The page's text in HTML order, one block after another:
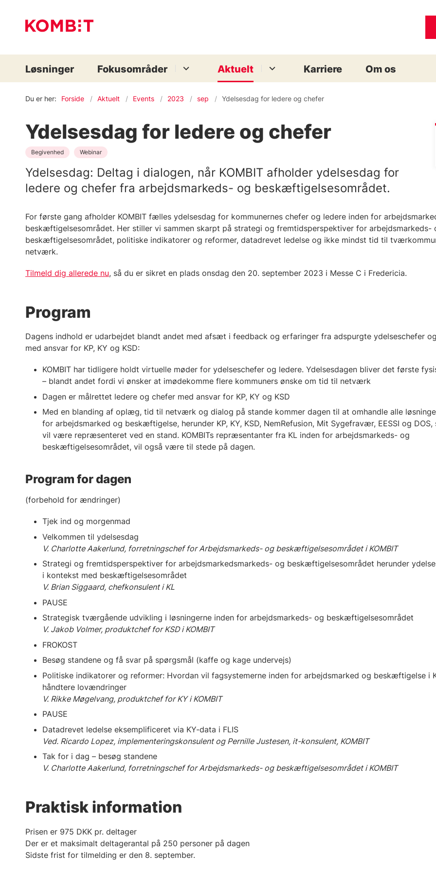
Løsninger Fokusområder Aktuelt Karriere Om os
Du er her: Forside Aktuelt Events 2023 sep Ydelsesdag for ledere og chefer
Ydelsesdag for ledere og chefer
Begivenhed Webinar
Ydelsesdag: Deltag i dialogen, når KOMBIT afholder ydelsesdag for
ledere og chefer fra arbejdsmarkeds- og beskæftigelsesområdet.
For første gang afholder KOMBIT fælles ydelsesdag for kommunernes chefer og ledere inden for
beskæftigelsesområdet. Her stiller vi sammen skarpt på strategi og fremtidsperspektiver for arbejdsmarkeds-
beskæftigelsesområdet, politiske indikatorer og reformer, datadrevet ledelse og ikke mindst tid til
netværk.
Tilmeld dig allerede nu, så du er sikret en plads onsdag den 20. september 2023 i Messe C i Fredericia.
Program
Dagens indhold er udarbejdet blandt andet med afsæt i feedback og erfaringer fra adspurgte ydelseschefer
med ansvar for KP, KY og KSD:
KOMBIT har tidligere holdt virtuelle møder for ydelseschefer og ledere. Ydelsesdagen bliver det første
– blandt andet fordi vi ønsker at imødekomme flere kommuners ønske om tid til netværk
Dagen er målrettet ledere og chefer med ansvar for KP, KY og KSD
Med en blanding af oplæg, tid til netværk og dialog på stande kommer dagen til at omhandle alle
for arbejdsmarked og beskæftigelse, herunder KP, KY, KSD, NemRefusion, Mit Sygefravær, EESSI og DOS,
vil være repræsenteret ved en stand. KOMBITs repræsentanter fra KL inden for arbejdsmarkeds- og
beskæftigelsesområdet, vil også være til stede på dagen.
Program for dagen
(forbehold for ændringer)
Tjek ind og morgenmad
Velkommen til ydelsesdag
V. Charlotte Aakerlund, forretningschef for Arbejdsmarkeds- og beskæftigelsesområdet i KOMBIT
Strategi og fremtidsperspektiver for arbejdsmarkedsmarkeds- og beskæftigelsesområdet herunder
i kontekst med beskæftigelsesområdet
V. Brian Siggaard, chefkonsulent i KL
PAUSE
Strategisk tværgående udvikling i løsningerne inden for arbejdsmarkeds- og beskæftigelsesområdet
V. Jakob Volmer, produktchef for KSD i KOMBIT
FROKOST
Besøg standene og få svar på spørgsmål (kaffe og kage undervejs)
Politiske indikatorer og reformer: Hvordan vil fagsystemerne inden for arbejdsmarked og beskæftigelse i
håndtere lovændringer
V. Rikke Møgelvang, produktchef for KY i KOMBIT
PAUSE
Datadrevet ledelse eksemplificeret via KY-data i FLIS
Ved. Ricardo Lopez, implementeringskonsulent og Pernille Justesen, it-konsulent, KOMBIT
Tak for i dag – besøg standene
V. Charlotte Aakerlund, forretningschef for Arbejdsmarkeds- og beskæftigelsesområdet i KOMBIT
Praktisk information
Prisen er 975 DKK pr. deltager
Der er et maksimalt deltagerantal på 250 personer på dagen
Sidste frist for tilmelding er den 8. september.